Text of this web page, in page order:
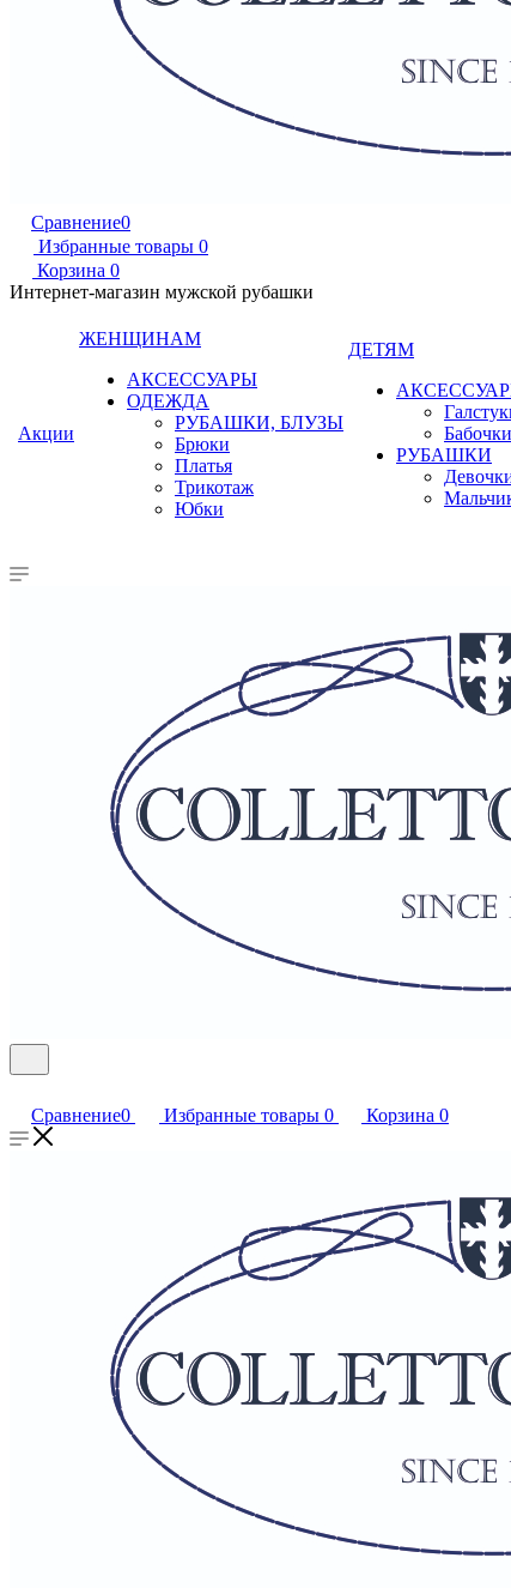
Сравнение0
Избранные товары 0
Корзина 0
Интернет-магазин мужской рубашки
Акции
ЖЕНЩИНАМ
АКСЕССУАРЫ
ОДЕЖДА
РУБАШКИ, БЛУЗЫ
Брюки
Платья
Трикотаж
Юбки
ДЕТЯМ
Бабочки
РУБАШКИ
Сравнение0 Избранные товары 0 Корзина 0